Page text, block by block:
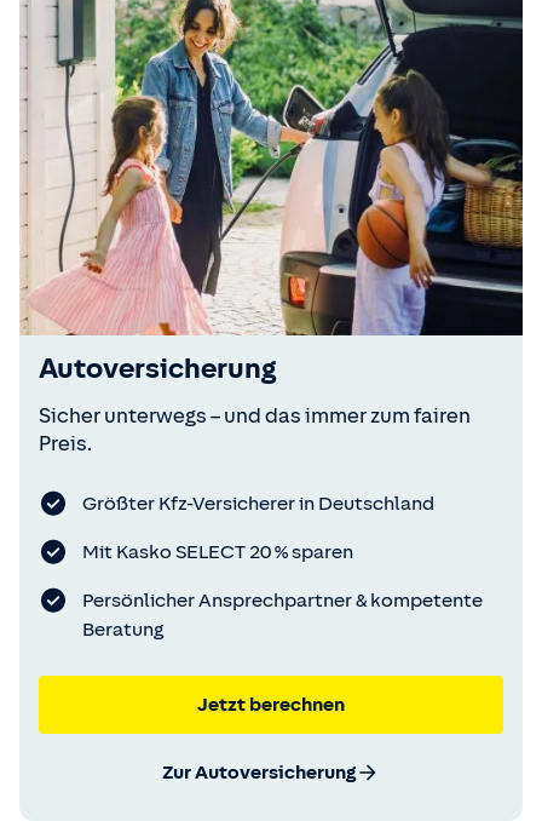
Autoversicherung
Sicher unterwegs – und das immer zum fairen
Preis.
Größter Kfz-Versicherer in Deutschland
Mit Kasko SELECT 20 % sparen
Persönlicher Ansprechpartner & kompetente
Beratung
Jetzt berechnen
Zur Autoversicherung